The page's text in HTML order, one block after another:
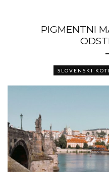
PIGMENTNI
SLOVENSKI